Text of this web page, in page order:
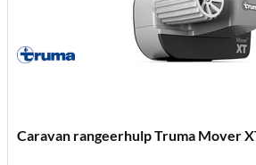
Caravan rangeerhulp Truma Mover